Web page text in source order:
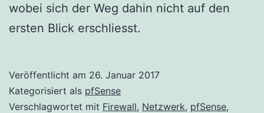
wobei sich der Weg dahin nicht auf den
ersten Blick erschliesst.
Veröffentlicht am 26. Januar 2017
Kategorisiert als pfSense
Verschlagwortet mit Firewall, Netzwerk, pfSense,